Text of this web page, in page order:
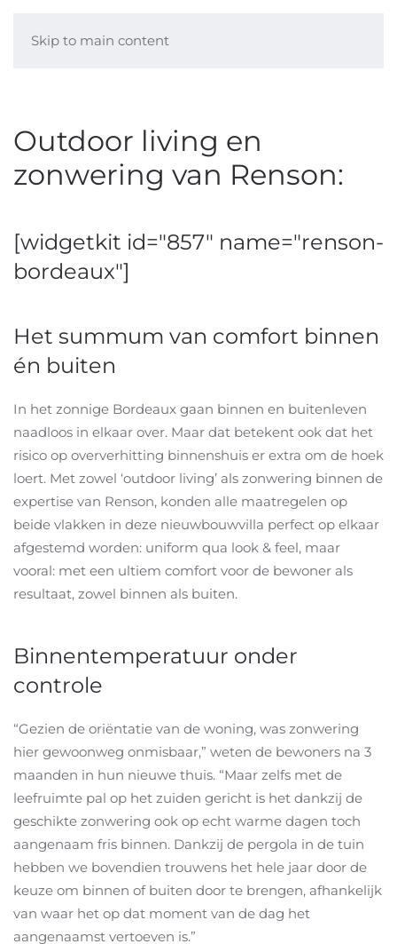
Skip to main content
Outdoor living en
zonwering van Renson:
[widgetkit id="857" name="renson-
bordeaux"]
Het summum van comfort binnen
én buiten
In het zonnige Bordeaux gaan binnen en buitenleven
naadloos in elkaar over. Maar dat betekent ook dat het
risico op oververhitting binnenshuis er extra om de hoek
loert. Met zowel ‘outdoor living’ als zonwering binnen de
expertise van Renson, konden alle maatregelen op
beide vlakken in deze nieuwbouwvilla perfect op elkaar
afgestemd worden: uniform qua look & feel, maar
vooral: met een ultiem comfort voor de bewoner als
resultaat, zowel binnen als buiten.
Binnentemperatuur onder
controle
“Gezien de oriëntatie van de woning, was zonwering
hier gewoonweg onmisbaar,” weten de bewoners na 3
maanden in hun nieuwe thuis. “Maar zelfs met de
leefruimte pal op het zuiden gericht is het dankzij de
geschikte zonwering ook op echt warme dagen toch
aangenaam fris binnen. Dankzij de pergola in de tuin
hebben we bovendien trouwens het hele jaar door de
keuze om binnen of buiten door te brengen, afhankelijk
van waar het op dat moment van de dag het
aangenaamst vertoeven is.”